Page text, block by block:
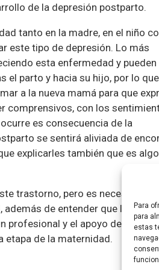
Para
para
estas
de la depresión postparto.
tanto en la madre, en el niño
este tipo de depresión. Lo más
esta enfermedad y pueden
parto y hacia su hijo, por lo que
a la nueva mamá para que
comprensivos, con los
es consecuencia de la
se sentirá aliviada de
explicarles también que es
trastorno, pero es necesario
de entender que las
profesional y el apoyo de la
etapa de la maternidad.